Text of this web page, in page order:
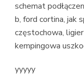
schemat
b, ford cortina, jak
częstochowa,
kempingowa
yyyyy